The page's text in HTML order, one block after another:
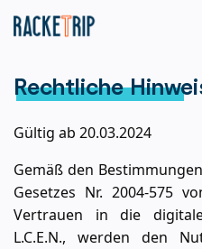
Rechtliche
Gültig ab 20.03.2024
Gemäß den
Gesetzes Nr. 2004-575
Vertrauen in die
L.C.E.N., werden den